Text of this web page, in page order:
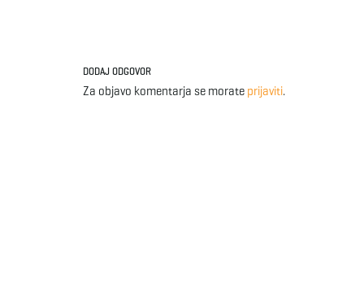
DODAJ ODGOVOR
Za objavo komentarja se morate prijaviti.